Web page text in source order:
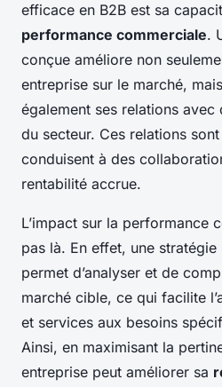
efficace en B2B est sa
performance commerciale.
conçue améliore non
entreprise sur le marché,
également ses relations avec
du secteur. Ces relations
conduisent à des
rentabilité accrue.
L’impact sur la performance
pas là. En effet, une
permet d’analyser et de
marché cible, ce qui facilite
et services aux besoins
Ainsi, en maximisant la
entreprise peut améliorer sa